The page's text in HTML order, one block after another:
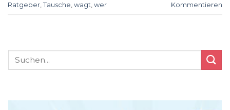
Ratgeber Tausche wagt wer Kommentieren